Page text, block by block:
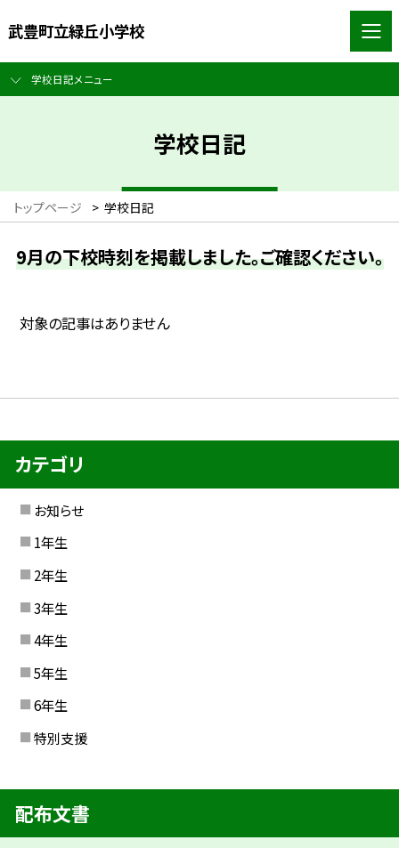
武豊町立緑丘小学校
学校日記メニュー
学校日記
トップページ > 学校日記
9月の下校時刻を掲載しました。ご確認ください。
対象の記事はありません
カテゴリ
お知らせ
1年生
2年生
3年生
4年生
5年生
6年生
特別支援
配布文書